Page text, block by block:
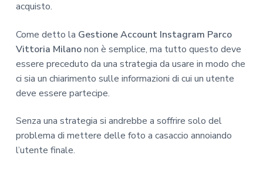
acquisto.
Come detto la Gestione Account Instagram Parco
Vittoria Milanonon è semplice, ma tutto questo deve
essere preceduto da una strategia da usare in modo che
ci sia un chiarimento sulle informazioni di cui un utente
deve essere partecipe.
Senza una strategia si andrebbe a soffrire solo del
problema di mettere delle foto a casaccio annoiando
l’utente finale.